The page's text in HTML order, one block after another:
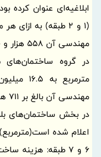
ابلاغیه‌ای عنوان کرده
مهندسی آن 558 هزار و 780 تومان تعیین شده است.
در گروه
مهندسی آن بالغ بر 711 هزار تومان برآورد شده است.
در بخش ساختمان‌های
اعلام شده